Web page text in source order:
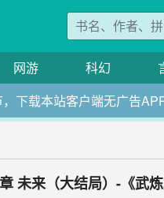
网游 科幻
下载本站客户端无广告
未来（大结局）-《武炼